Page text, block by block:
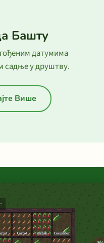
Башту
датумима
садње у друштву.
Више